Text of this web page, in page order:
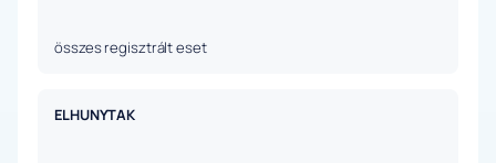
összes regisztrált eset
ELHUNYTAK